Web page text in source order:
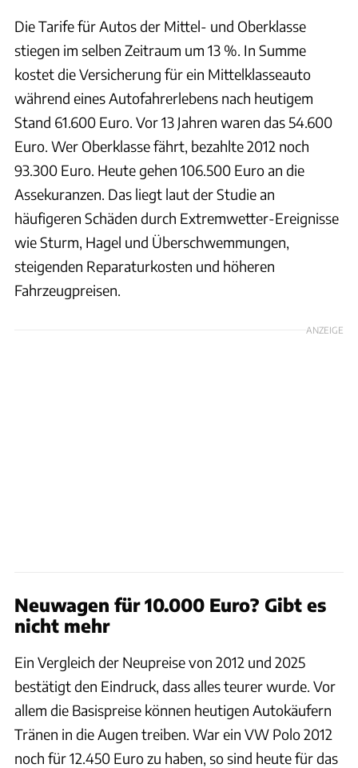
Die Tarife für Autos der Mittel- und Oberklasse
stiegen im selben Zeitraum um 13 %. In Summe
kostet die Versicherung für ein Mittelklasseauto
während eines Autofahrerlebens nach heutigem
Stand 61.600 Euro. Vor 13 Jahren waren das 54.600
Euro. Wer Oberklasse fährt, bezahlte 2012 noch
93.300 Euro. Heute gehen 106.500 Euro an die
Assekuranzen. Das liegt laut der Studie an
häufigeren Schäden durch Extremwetter-Ereignisse
wie Sturm, Hagel und Überschwemmungen,
steigenden Reparaturkosten und höheren
Fahrzeugpreisen.
ANZEIGE
Neuwagen für 10.000 Euro? Gibt es
nicht mehr
Ein Vergleich der Neupreise von 2012 und 2025
bestätigt den Eindruck, dass alles teurer wurde. Vor
allem die Basispreise können heutigen Autokäufern
Tränen in die Augen treiben. War ein VW Polo 2012
noch für 12.450 Euro zu haben, so sind heute für das